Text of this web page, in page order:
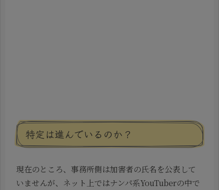
特定は進んでいるのか？
現在のところ、事務所側は加害者の氏名を公表して
いませんが、ネット上ではナンパ系YouTuberの中で